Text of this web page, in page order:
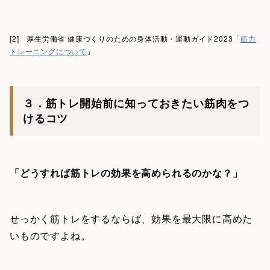
[2] 厚生労働省 健康づくりのための身体活動・運動ガイド2023「筋力
トレーニングについて 」
３．筋トレ開始前に知っておきたい筋肉をつ
けるコツ
「どうすれば筋トレの効果を高められるのかな？」
せっかく筋トレをするならば、効果を最大限に高めた
いものですよね。